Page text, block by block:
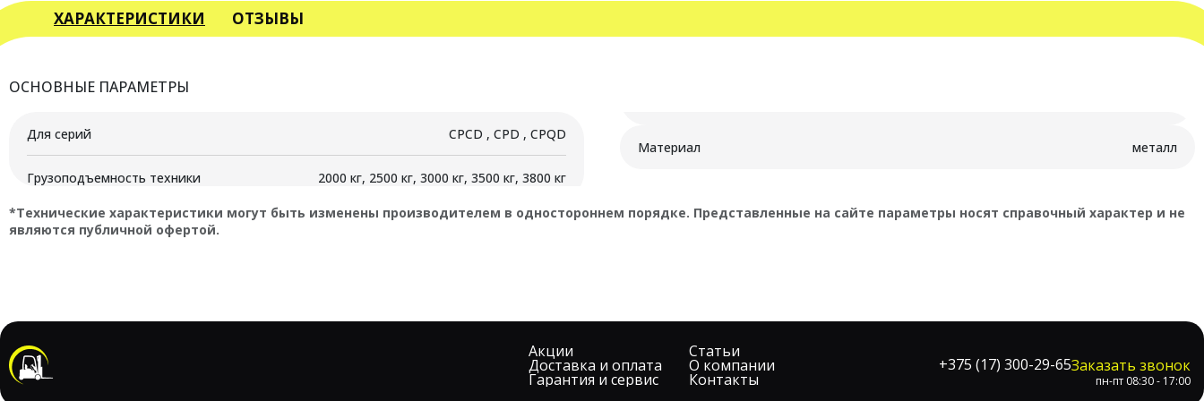
ХАРАКТЕРИСТИКИ ОТЗЫВЫ
ОСНОВНЫЕ ПАРАМЕТРЫ
Для серий CPCD , CPD , CPQD
Грузоподъемность техники 2000 кг, 2500 кг, 3000 кг, 3500 кг, 3800 кг
Материал металл
*Технические характеристики могут быть изменены производителем в одностороннем порядке. Представленные на сайте параметры носят справочный характер и не
являются публичной офертой.
Акции
Доставка и оплата
Гарантия и сервис
Статьи
О компании
Контакты
+375 (17) 300-29-65Заказать звонок
пн-пт 08:30 - 17:00